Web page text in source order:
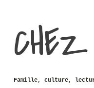
Famille, culture,